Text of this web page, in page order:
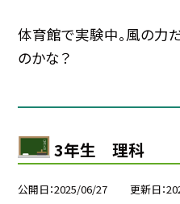
体育館で実験中。風の力
のかな？
3年生 理科
公開日 2025/06/27 更新日